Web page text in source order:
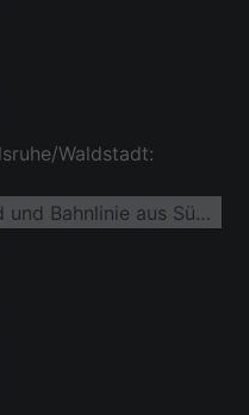
Waldstadt:
Stadtansicht zwischen Wald und Bahnlinie aus Süden